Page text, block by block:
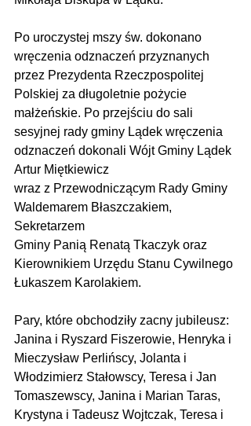
Po uroczystej mszy św. dokonano
wręczenia odznaczeń przyznanych
przez Prezydenta Rzeczpospolitej
Polskiej za długoletnie pożycie
małżeńskie. Po przejściu do sali
sesyjnej rady gminy Lądek wręczenia
odznaczeń dokonali Wójt Gminy Lądek
Artur Miętkiewicz
wraz z Przewodniczącym Rady Gminy
Waldemarem Błaszczakiem,
Sekretarzem
Gminy Panią Renatą Tkaczyk oraz
Kierownikiem Urzędu Stanu Cywilnego
Łukaszem Karolakiem.
Pary, które obchodziły zacny jubileusz:
Janina i Ryszard Fiszerowie, Henryka i
Mieczysław Perlińscy, Jolanta i
Włodzimierz Stałowscy, Teresa i Jan
Tomaszewscy, Janina i Marian Taras,
Krystyna i Tadeusz Wojtczak, Teresa i